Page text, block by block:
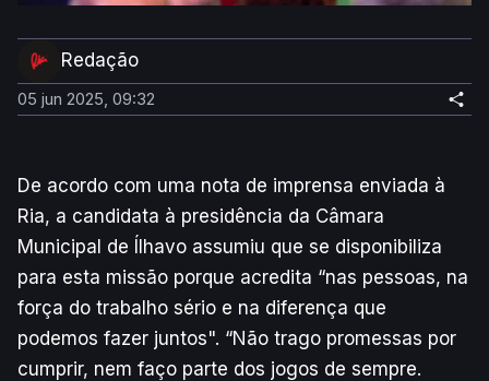
Redação
05 jun 2025, 09:32
De acordo com uma nota de imprensa enviada à
Ria, a candidata à presidência da Câmara
Municipal de Ílhavo assumiu que se disponibiliza
para esta missão porque acredita “nas pessoas, na
força do trabalho sério e na diferença que
podemos fazer juntos". “Não trago promessas por
cumprir, nem faço parte dos jogos de sempre.